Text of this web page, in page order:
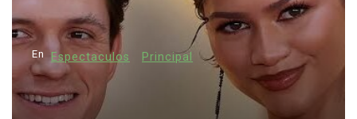
En Espectaculos Principal